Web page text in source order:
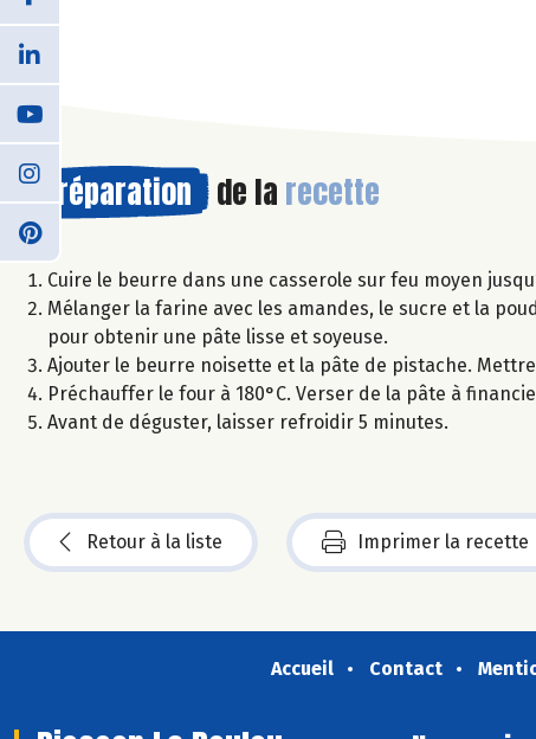
Préparation de la recette
Cuire le beurre dans une casserole sur feu moyen
Mélanger la farine avec les amandes, le sucre et la
pour obtenir une pâte lisse et soyeuse.
Ajouter le beurre noisette et la pâte de pistache.
Préchauffer le four à 180°C. Verser de la pâte à
Avant de déguster, laisser refroidir 5 minutes.
Retour à la liste Imprimer la recette
Accueil Contact